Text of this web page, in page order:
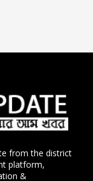
from the district
platform,
&